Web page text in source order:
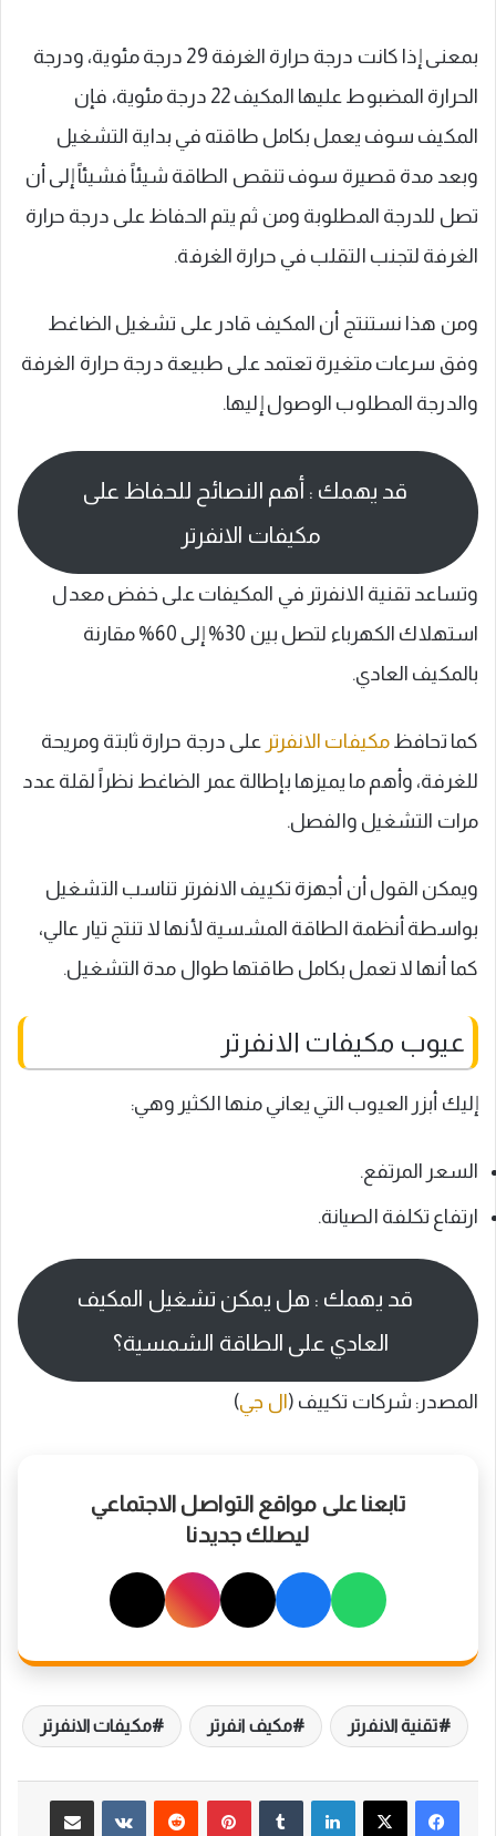
بمعنى إذا كانت درجة حرارة الغرفة 29 درجة مئوية، ودرجة
الحرارة المضبوط عليها المكيف 22 درجة مئوية، فإن
المكيف سوف يعمل بكامل طاقته في بداية التشغيل
وبعد مدة قصيرة سوف تنقص الطاقة شيئاً فشيئاً إلى أن
تصل للدرجة المطلوبة ومن ثم يتم الحفاظ على درجة حرارة
الغرفة لتجنب التقلب في حرارة الغرفة.
ومن هذا نستنتج أن المكيف قادر على تشغيل الضاغط
وفق سرعات متغيرة تعتمد على طبيعة درجة حرارة الغرفة
والدرجة المطلوب الوصول إليها.
قد يهمك : أهم النصائح للحفاظ على
مكيفات الانفرتر
وتساعد تقنية الانفرتر في المكيفات على خفض معدل
استهلاك الكهرباء لتصل بين 30% إلى 60% مقارنة
بالمكيف العادي.
كما تحافظ مكيفات الانفرتر على درجة حرارة ثابتة ومريحة
للغرفة، وأهم ما يميزها بإطالة عمر الضاغط نظراً لقلة عدد
مرات التشغيل والفصل.
ويمكن القول أن أجهزة تكييف الانفرتر تناسب التشغيل
بواسطة أنظمة الطاقة المشسية لأنها لا تنتج تيار عالي،
كما أنها لا تعمل بكامل طاقتها طوال مدة التشغيل.
عيوب مكيفات الانفرتر
إليك أبزر العيوب التي يعاني منها الكثير وهي:
السعر المرتفع.
ارتفاع تكلفة الصيانة.
قد يهمك : هل يمكن تشغيل المكيف
العادي على الطاقة الشمسية؟
المصدر: شركات تكييف (ال جي)
تابعنا على مواقع التواصل الاجتماعي
ليصلك جديدنا
تقنية الانفرتر مكيف انفرتر مكيفات الانفرتر
لينكدإن بينتيريست مشاركة عبر البريد